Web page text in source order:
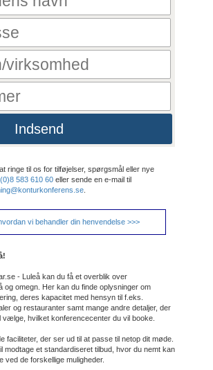
Indsend
ringe til os for tilføjelser, spørgsmål eller nye
583 610 60 eller sende en e-mail til
.
vi behandler din henvendelse >>>
- Luleå kan du få et overblik over
og omegn. Her kan du finde oplysninger om
deres kapacitet med hensyn til f.eks.
og restauranter samt mange andre detaljer, der
hvilket konferencecenter du vil booke.
faciliteter, der ser ud til at passe til netop dit møde.
modtage et standardiseret tilbud, hvor du nemt kan
ved de forskellige muligheder.